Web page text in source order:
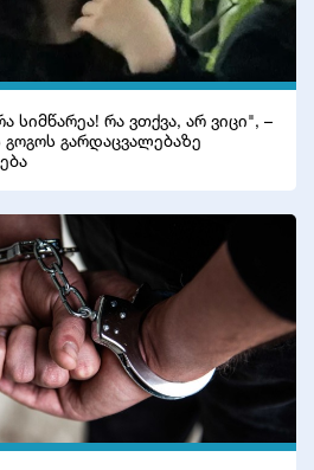
სიმწარეა! რა ვთქვა, არ ვიცი", –
გარდაცვალებაზე